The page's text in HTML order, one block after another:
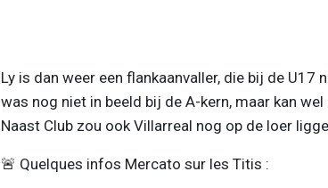
Ly is dan weer een flankaanvaller, die bij de
was nog niet in beeld bij de A-kern, maar kan
Naast Club zou ook Villarreal nog op de loer
🚨 Quelques infos Mercato sur les Titis :